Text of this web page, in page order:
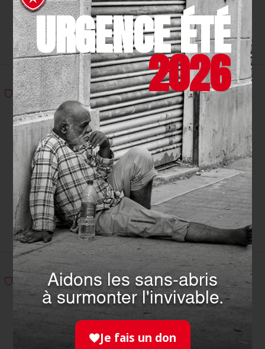
JE FAIS UN DON
DEVENIR
BÉNÉVOLE
Un engagement sur-mesure près de chez vous en
fonction de votre disponibilité et de vos aspirations.
JE M'ENGAGE
SE FORMER
Faites le choix de devenir un acteur de sécurité civile en
vous formant aux gestes qui sauvent.
URGENCE ÉTÉ
2026
Aidons les sans-abris
à surmonter l'invivable.
Je fais un don